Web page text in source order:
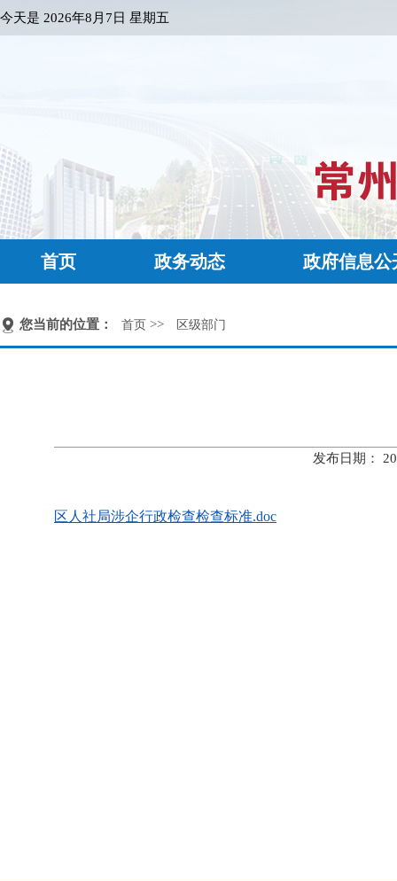
今天是 2026年8月7日 星期五
首页 政务动态 政府信息公
您当前的位置： 首页 >> 区级部门
发布日期：
区人社局涉企行政检查检查标准.doc